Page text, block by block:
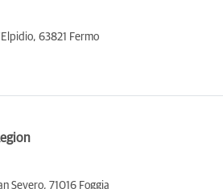
63821 Fermo
Severo, 71016 Foggia